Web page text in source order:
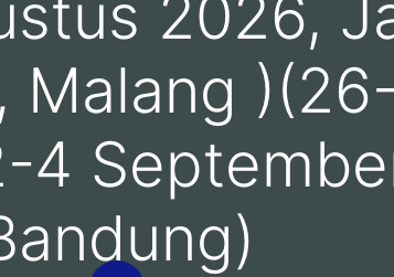
2026,
Malang
4